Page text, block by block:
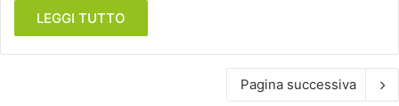
LEGGI TUTTO
Pagina successiva